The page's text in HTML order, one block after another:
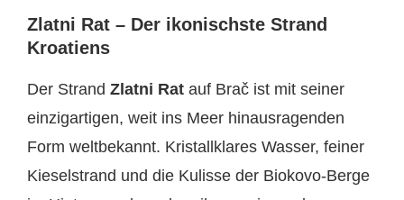
Zlatni Rat – Der ikonischste Strand
Kroatiens
Der Strand Zlatni Rat auf Brač ist mit seiner
einzigartigen, weit ins Meer hinausragenden
Form weltbekannt. Kristallklares Wasser, feiner
Kieselstrand und die Kulisse der Biokovo-Berge